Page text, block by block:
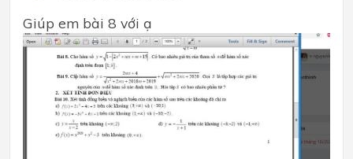
Giúp em bài 8 với ạ